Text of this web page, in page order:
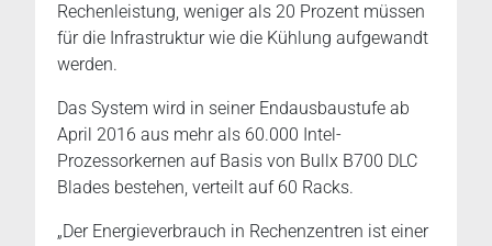
Rechenleistung, weniger als 20 Prozent müssen
für die Infrastruktur wie die Kühlung aufgewandt
werden.
Das System wird in seiner Endausbaustufe ab
April 2016 aus mehr als 60.000 Intel-
Prozessorkernen auf Basis von Bullx B700 DLC
Blades bestehen, verteilt auf 60 Racks.
„Der Energieverbrauch in Rechenzentren ist einer